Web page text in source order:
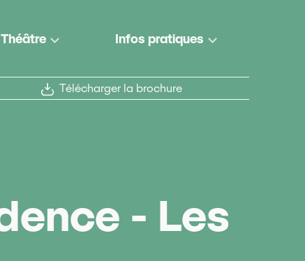
Infos pratiques
Télécharger la brochure
- Les